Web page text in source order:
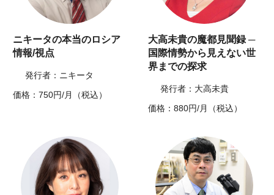
ニキータの本当のロシア
情報/視点
発行者：ニキータ
価格：750円/月（税込）
大高未貴の魔都見聞録 ─
国際情勢から見えない世
界までの探求
発行者：大高未貴
価格：880円/月（税込）